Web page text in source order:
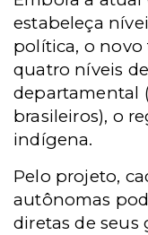
estabeleça
política, o novo
quatro níveis
departamental
brasileiros), o
indígena.
Pelo projeto,
autônomas
diretas de seus